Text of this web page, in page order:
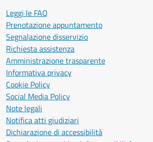
Leggi le FAQ
Prenotazione appuntamento
Segnalazione disservizio
Richiesta assistenza
Amministrazione trasparente
Informativa privacy
Cookie Policy
Social Media Policy
Note legali
Notifica atti giudiziari
Dichiarazione di accessibilità